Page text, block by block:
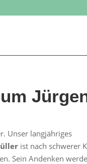
Unser langjähriges
ist nach schwerer
Sein Andenken